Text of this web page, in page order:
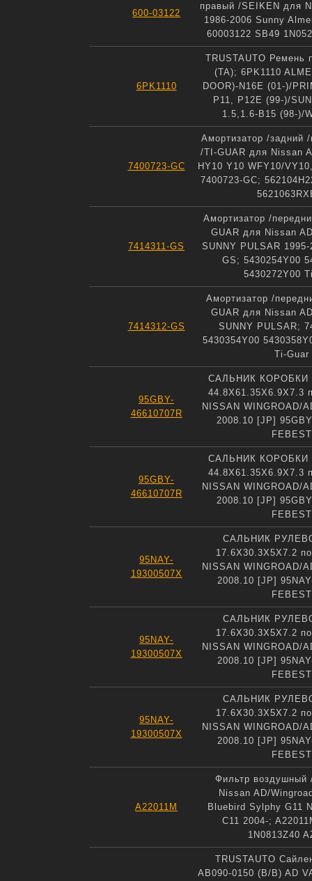
600-03122
правый /SEIKEN для
1986-2006 Sunny
60003122 SB49
6PK1110
TRUSTAUTO Ремень
(TA); 6PK1110
DOOR)-N16E (01-)/
P11, P12E (99-)/
1.5,1.6-B15 (98-)/
7400723-GC
Амортизатор /задний
/TI-GUAR для Nissan
HY10 Y10 WFY10/
7400723-GC;
7414311-GS
Амортизатор /
GUAR для Nissan
SUNNY PULSAR
GS; 5430254Y00
5430272Y00
7414312-GS
Амортизатор /
GUAR для Nissan
SUNNY PULSAR;
5430354Y00
Ti-Guar
95GBY-
46610707R
САЛЬНИК КОРОБКИ
44.8X61.35X6.9X7.3
NISSAN WINGROAD/
2008.10 [JP]
FEBEST
95GBY-
46610707R
САЛЬНИК КОРОБКИ
44.8X61.35X6.9X7.3
NISSAN WINGROAD/
2008.10 [JP]
FEBEST
95NAY-
19300507X
САЛЬНИК
17.6X30.3X5X7.2
NISSAN WINGROAD/
2008.10 [JP]
FEBEST
95NAY-
19300507X
САЛЬНИК
17.6X30.3X5X7.2
NISSAN WINGROAD/
2008.10 [JP]
FEBEST
95NAY-
19300507X
САЛЬНИК
17.6X30.3X5X7.2
NISSAN WINGROAD/
2008.10 [JP]
FEBEST
A22011M
Фильтр воздушный
Nissan AD/
Bluebird Sylphy G11
C11 2004-;
1N0813Z40
TRUSTAUTO
AB090-0150 (B/B) AD